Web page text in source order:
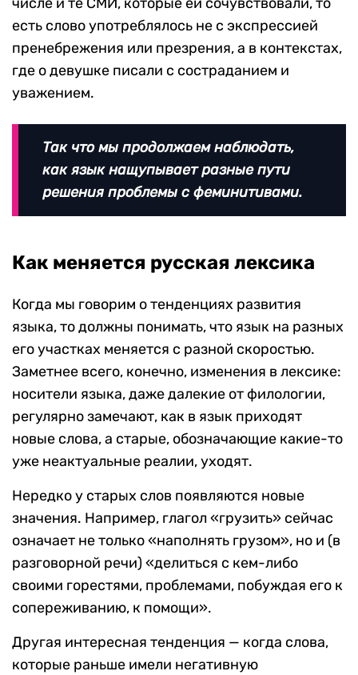
есть слово употреблялось не с экспрессией
пренебрежения или презрения, а в контекстах,
где о девушке писали с состраданием и
уважением.
Так что мы продолжаем наблюдать,
как язык нащупывает разные пути
решения проблемы с феминитивами.
Как меняется русская лексика
Когда мы говорим о тенденциях развития
языка, то должны понимать, что язык на разных
его участках меняется с разной скоростью.
Заметнее всего, конечно, изменения в лексике:
носители языка, даже далекие от филологии,
регулярно замечают, как в язык приходят
новые слова, а старые, обозначающие какие-то
уже неактуальные реалии, уходят.
Нередко у старых слов появляются новые
значения. Например, глагол «грузить» сейчас
означает не только «наполнять грузом», но и (в
разговорной речи) «делиться с кем-либо
своими горестями, проблемами, побуждая его к
сопереживанию, к помощи».
Другая интересная тенденция — когда слова,
которые раньше имели негативную